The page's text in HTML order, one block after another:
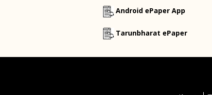
Android ePaper App
Tarunbharat ePaper